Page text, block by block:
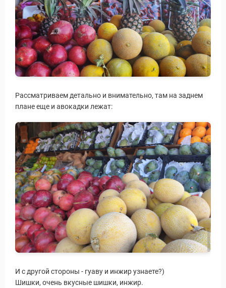
Рассматриваем детально и внимательно, там на заднем
плане еще и авокадки лежат:
И с другой стороны - гуаву и инжир узнаете?)
Шишки, очень вкусные шишки, инжир.